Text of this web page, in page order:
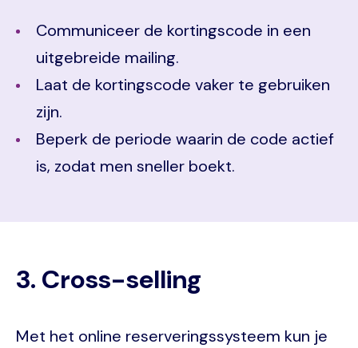
Communiceer de kortingscode in een
uitgebreide mailing.
Laat de kortingscode vaker te gebruiken
zijn.
Beperk de periode waarin de code actief
is, zodat men sneller boekt.
3. Cross-selling
Met het online reserveringssysteem kun je